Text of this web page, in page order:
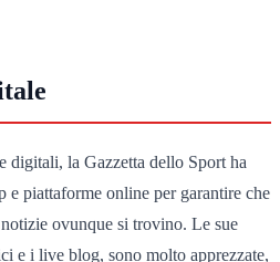
digitali, la Gazzetta dello Sport ha
e piattaforme online per garantire che
ovunque si trovino. Le sue
e i live blog, sono molto apprezzate,